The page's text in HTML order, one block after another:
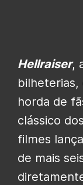
Hellraiser,
bilheterias,
horda de
clássico
filmes
de mais